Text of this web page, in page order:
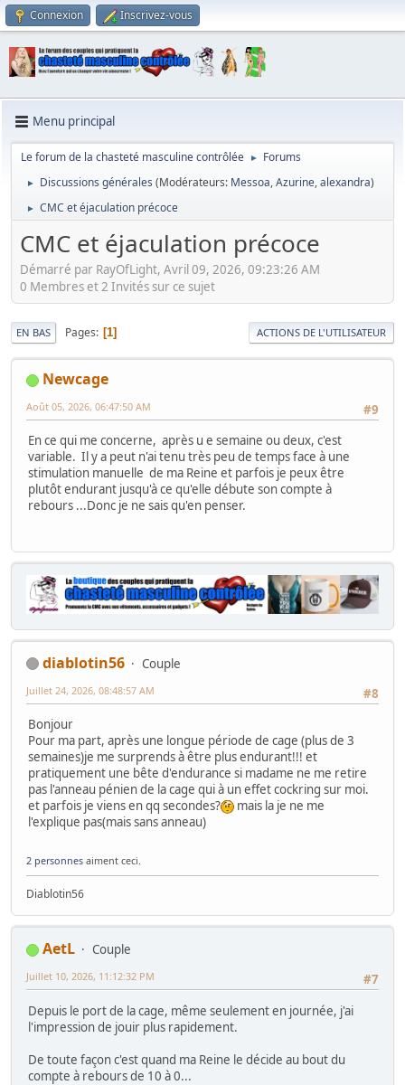
Connexion Inscrivez-vous
Menu principal
Le forum de la chasteté masculine contrôlée ► Forums
► Discussions générales (Modérateurs: Messoa,Azurine,alexandra)
► CMC et éjaculation précoce
CMC et éjaculation précoce
Démarré par RayOfLight, Avril 09, 2026, 09:23:26 AM
0 Membres et 2 Invités sur ce sujet
EN BAS Pages 1 ACTIONS DE L'UTILISATEUR
Newcage
#9
Août 05, 2026, 06:47:50 AM
En ce qui me concerne, après u e semaine ou deux, c'est
variable. Il y a peut n'ai tenu très peu de temps face à une
stimulation manuelle de ma Reine et parfois je peux être
plutôt endurant jusqu'à ce qu'elle débute son compte à
rebours ...Donc je ne sais qu'en penser.
diablotin56
Couple
#8
Juillet 24, 2026, 08:48:57 AM
Bonjour
Pour ma part, après une longue période de cage (plus de 3
semaines)je me surprends à être plus endurant!!! et
pratiquement une bête d'endurance si madame ne me retire
pas l'anneau pénien de la cage qui à un effet cockring sur moi.
et parfois je viens en qq secondes?
mais la je ne me
l'explique pas(mais sans anneau)
2 personnes aiment ceci.
Diablotin56
AetL
Couple
#7
Juillet 10, 2026, 11:12:32 PM
Depuis le port de la cage, même seulement en journée, j'ai
l'impression de jouir plus rapidement.
De toute façon c'est quand ma Reine le décide au bout du
compte à rebours de 10 à 0...